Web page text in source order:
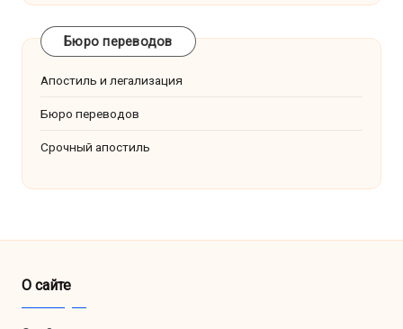
Бюро переводов
Апостиль и легализация
Бюро переводов
Срочный апостиль
О сайте